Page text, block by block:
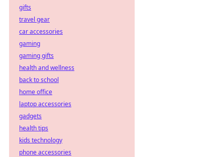
gifts
travel gear
car accessories
gaming
gaming gifts
health and wellness
back to school
home office
laptop accessories
gadgets
health tips
kids technology
phone accessories